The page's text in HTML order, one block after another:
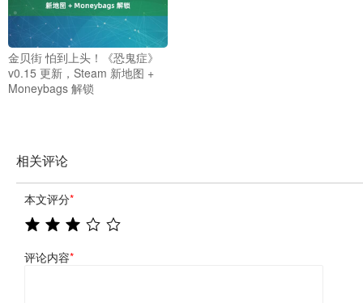
金贝街 怕到上头！《恐鬼症》
v0.15 更新，Steam 新地图 +
Moneybags 解锁
相关评论
本文评分*
评论内容*